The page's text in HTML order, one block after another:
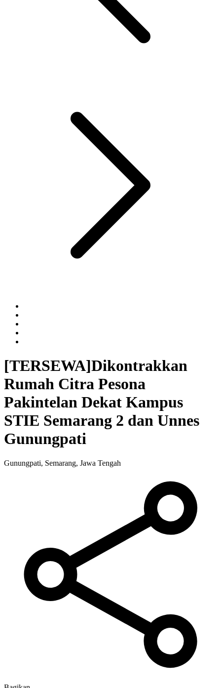
[TERSEWA]Dikontrakkan
Rumah Citra Pesona
Pakintelan Dekat Kampus
STIE Semarang 2 dan Unnes
Gunungpati
Gunungpati, Semarang, Jawa Tengah